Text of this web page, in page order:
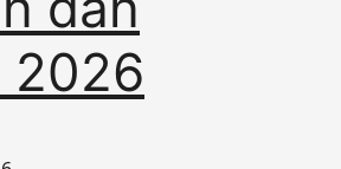
2026